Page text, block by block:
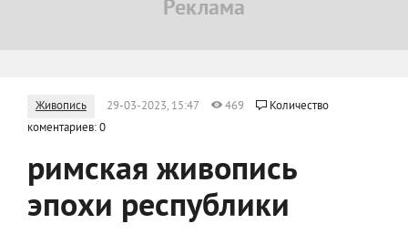
Живопись 29-03-2023, 15:47 469
Количество
коментариев: 0
римская живопись
эпохи республики